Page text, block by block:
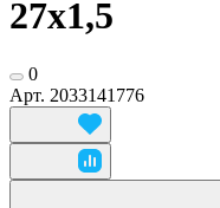
27х1,5
0
Арт. 2033141776